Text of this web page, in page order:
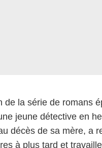
de la série de romans
jeune détective en
décès de sa mère, a
à plus tard et